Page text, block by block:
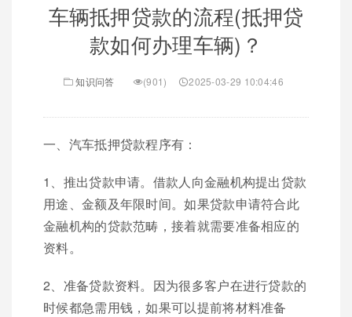
车辆抵押贷款的流程(抵押贷
款如何办理车辆)？
知识问答 (901) 2025-03-29 10:04:46
一、汽车抵押贷款程序有：
1、推出贷款申请。借款人向金融机构提出贷款
用途、金额及年限时间。如果贷款申请符合此
金融机构的贷款范畴，接着就需要准备相应的
资料。
2、准备贷款资料。因为很多客户在进行贷款的
时候都急需用钱，如果可以提前将材料准备